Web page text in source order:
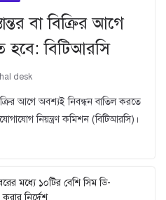
বা বিক্রির আগে
হবে: বিটিআরসি
desk
আগে অবশ্যই নিবন্ধন বাতিল করতে
নিয়ন্ত্রণ কমিশন (বিটিআরসি)।
মধ্যে ১০টির বেশি সিম ডি-
নির্দেশ